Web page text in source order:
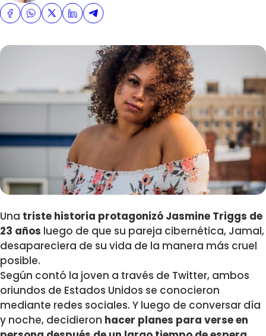
Una triste historia protagonizó Jasmine Triggs de
23 años luego de que su pareja cibernética, Jamal,
desapareciera de su vida de la manera más cruel
posible.
Según contó la joven a través de Twitter, ambos
oriundos de Estados Unidos se conocieron
mediante redes sociales. Y luego de conversar día
y noche, decidieron hacer planes para verse en